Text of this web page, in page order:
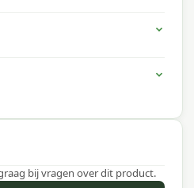
bij vragen over dit product.